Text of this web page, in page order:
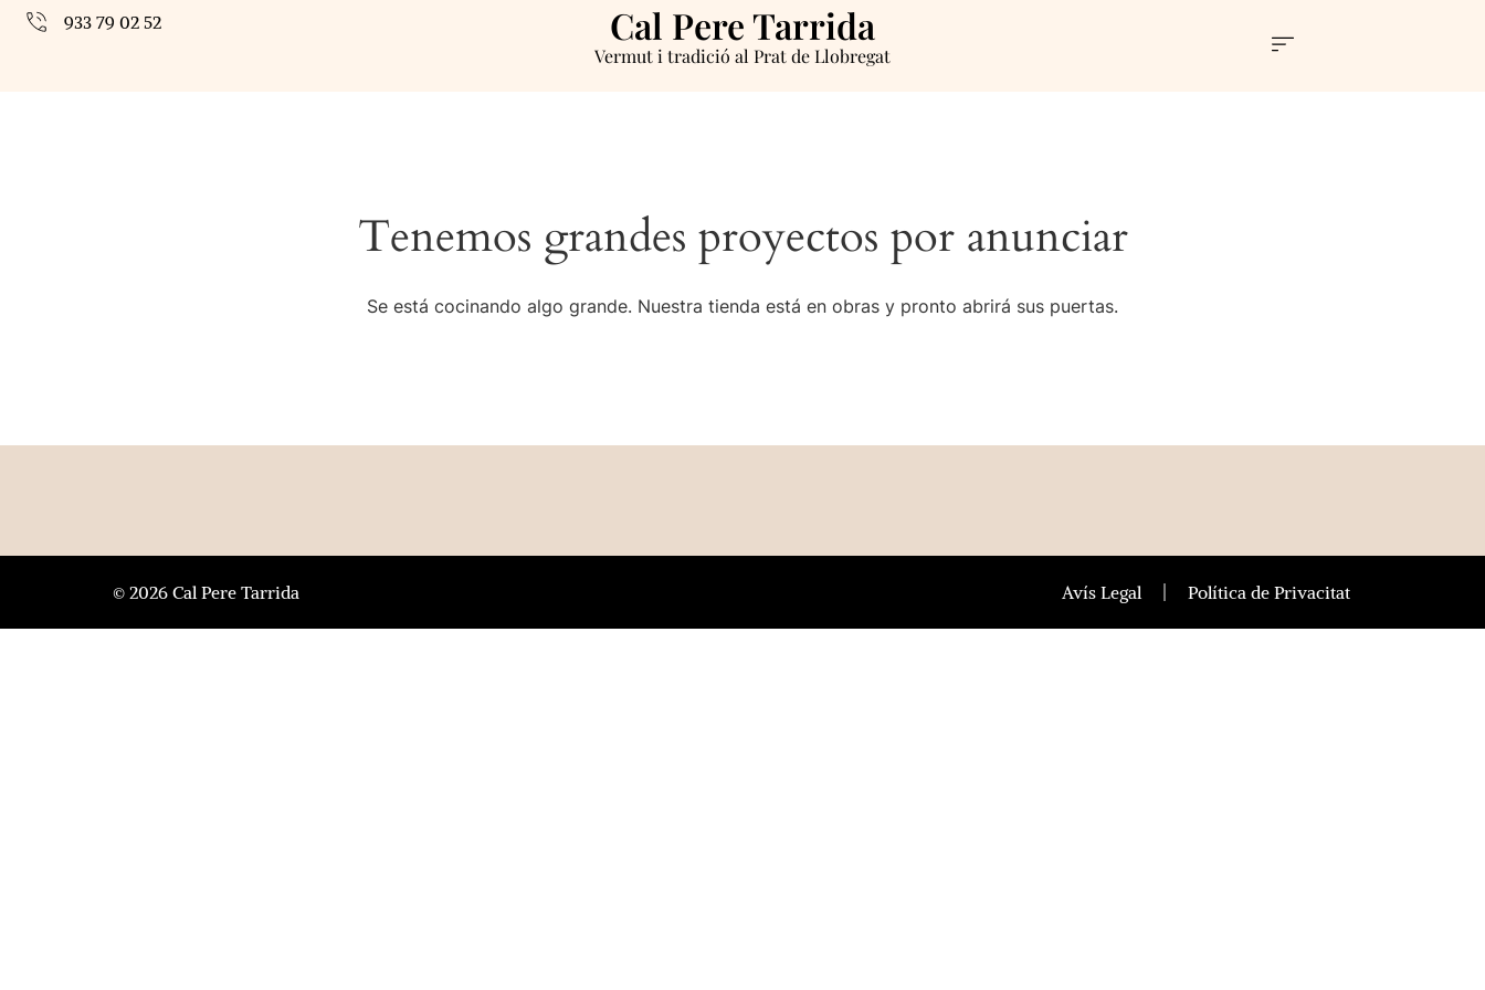
933 79 02 52 Cal Pere Tarrida
Vermut i tradició al Prat de Llobregat
Tenemos grandes proyectos por anunciar
Se está cocinando algo grande. Nuestra tienda está en obras y pronto abrirá sus puertas.
© 2026 Cal Pere Tarrida Avís Legal Política de Privacitat